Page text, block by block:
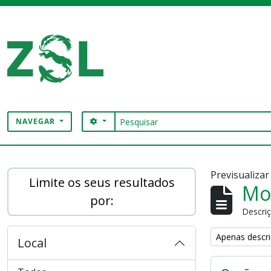
NAVEGAR Pesquisar
SEARCH OPTIONS
Limite os seus resultados
por:
Local Remove filter:
Apenas